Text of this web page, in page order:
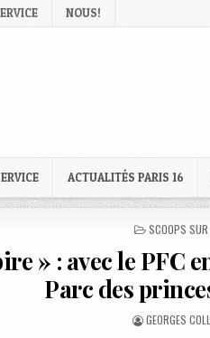
NOUS!
ACTUALITÉS PARIS 16
POSTED
SCOOPS
» : avec le PFC
Parc des
AUTHOR:
GEORGES